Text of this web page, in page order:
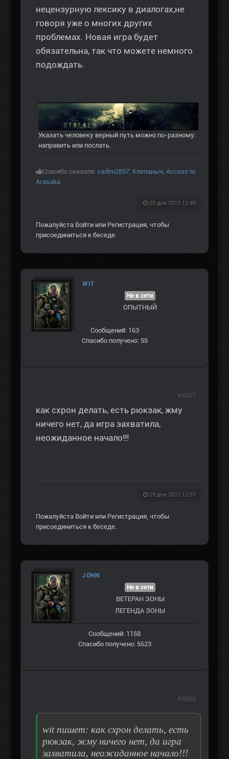
нецензурную лексику в диалогах,не
говоря уже о многих других
проблемах. Новая игра будет
обязательна, так что можете немного
подождать.
Указать человеку верный путь можно по-разному:
направить или послать.
Спасибо сказали: vadim2857 Клепаныч Access to
Arasaka
29 дек 2012 12:49
Пожалуйста Войти или Регистрация , чтобы
присоединиться к беседе.
WIT
Не в сети
ОПЫТНЫЙ
Сообщений: 163
Спасибо получено: 55
как схрон делать, есть рюкзак, жму
ничего нет, да игра захватила,
неожиданное начало!!!
29 дек 2012 12:51
#4807
Пожалуйста Войти или Регистрация , чтобы
присоединиться к беседе.
JOHN
Не в сети
ВЕТЕРАН ЗOНЫ
ЛЕГЕНДА ЗОНЫ
Сообщений: 1158
Спасибо получено: 5623
wit пишет: как схрон делать, есть
рюкзак, жму ничего нет, да игра
захватила, неожиданное начало!!!
#4808